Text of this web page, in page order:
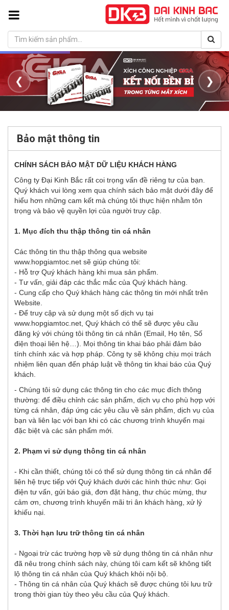
❮ ❯
Bảo mật thông tin
CHÍNH SÁCH BẢO MẬT DỮ LIỆU KHÁCH HÀNG
Công ty Đại Kinh Bắc rất coi trọng vấn đề riêng tư của bạn.
Quý khách vui lòng xem qua chính sách bảo mật dưới đây để
hiểu hơn những cam kết mà chúng tôi thực hiện nhằm tôn
trọng và bảo vệ quyền lợi của người truy cập.
1. Mục đích thu thập thông tin cá nhân
Các thông tin thu thập thông qua website
www.hopgiamtoc.net sẽ giúp chúng tôi:
- Hỗ trợ Quý khách hàng khi mua sản phẩm.
- Tư vấn, giải đáp các thắc mắc của Quý khách hàng.
- Cung cấp cho Quý khách hàng các thông tin mới nhất trên
Website.
- Để truy cập và sử dụng một số dịch vụ tại
www.hopgiamtoc.net, Quý khách có thể sẽ được yêu cầu
đăng ký với chúng tôi thông tin cá nhân (Email, Họ tên, Số
điện thoại liên hệ…). Mọi thông tin khai báo phải đảm bảo
tính chính xác và hợp pháp. Công ty sẽ không chịu mọi trách
nhiệm liên quan đến pháp luật về thông tin khai báo của Quý
khách.
- Chúng tôi sử dụng các thông tin cho các mục đích thông
thường: để điều chỉnh các sản phẩm, dịch vụ cho phù hợp với
từng cá nhân, đáp ứng các yêu cầu về sản phẩm, dịch vụ của
bạn và liên lạc với bạn khi có các chương trình khuyến mại
đặc biệt và các sản phẩm mới.
2. Phạm vi sử dụng thông tin cá nhân
- Khi cần thiết, chúng tôi có thể sử dụng thông tin cá nhân để
liên hệ trực tiếp với Quý khách dưới các hình thức như: Gọi
điện tư vấn, gửi báo giá, đơn đặt hàng, thư chúc mừng, thư
cảm ơn, chương trình khuyến mãi tri ân khách hàng, xử lý
khiếu nại.
3. Thời hạn lưu trữ thông tin cá nhân
- Ngoại trừ các trường hợp về sử dụng thông tin cá nhân như
đã nêu trong chính sách này, chúng tôi cam kết sẽ không tiết
lộ thông tin cá nhân của Quý khách khỏi nội bộ.
- Thông tin cá nhân của Quý khách sẽ được chúng tôi lưu trữ
trong thời gian tùy theo yêu cầu của Quý khách.